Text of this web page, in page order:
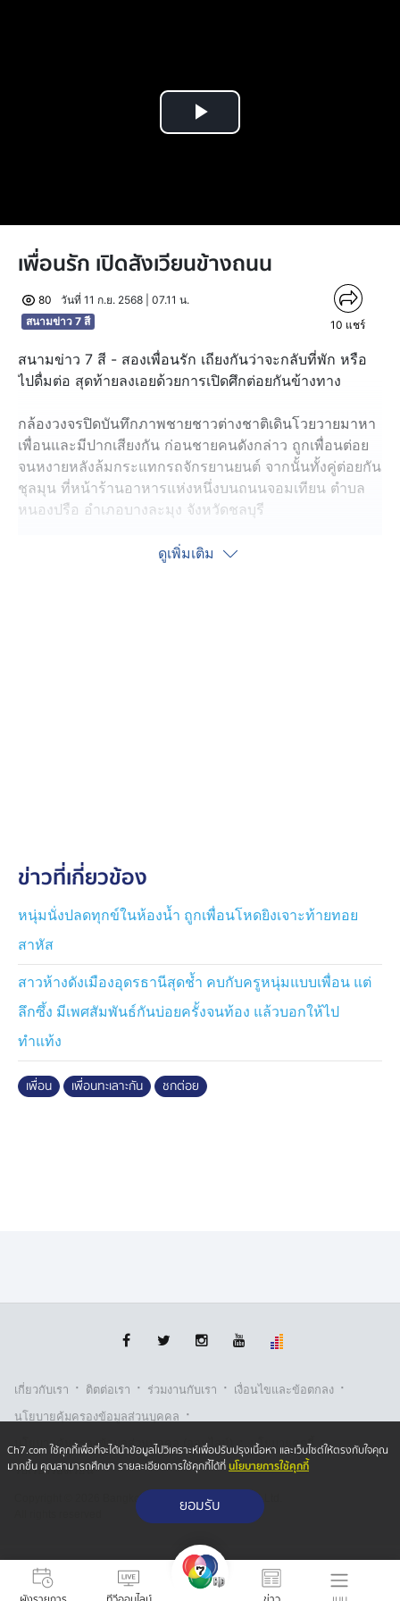
Play
เพื่อนรัก เปิดสังเวียนข้างถนน
80
วันที่ 11 ก.ย. 2568 | 07.11 น.
สนามข่าว 7 สี
10 แชร์
สนามข่าว 7 สี - สองเพื่อนรัก เถียงกันว่าจะกลับที่พัก หรือ
ไปดื่มต่อ สุดท้ายลงเอยด้วยการเปิดศึกต่อยกันข้างทาง
กล้องวงจรปิดบันทึกภาพชายชาวต่างชาติเดินโวยวายมาหา
เพื่อนและมีปากเสียงกัน ก่อนชายคนดังกล่าว ถูกเพื่อนต่อย
จนหงายหลังล้มกระแทกรถจักรยานยนต์ จากนั้นทั้งคู่ต่อยกัน
ชุลมุน ที่หน้าร้านอาหารแห่งหนึ่งบนถนนจอมเทียน ตำบล
หนองปรือ อำเภอบางละมุง จังหวัดชลบุรี
ตำรวจ สภ.เมืองพัทยา ไปตรวจสอบพบ นาย LINWOOD
วงจรปิดไว้ประกอบสำนวน เหลือรอสอบปากคำผู้บาดเจ็บ
คดีตามกฎหมายต่อไป
ดูเพิ่มเติม
ข่าวที่เกี่ยวข้อง
หนุ่มนั่งปลดทุกข์ในห้องน้ำ ถูกเพื่อนโหดยิงเจาะท้ายทอย
สาหัส
สาวห้างดังเมืองอุดรธานีสุดช้ำ คบกับครูหนุ่มแบบเพื่อน แต่
ลึกซึ้ง มีเพศสัมพันธ์กันบ่อยครั้งจนท้อง แล้วบอกให้ไป
ทำแท้ง
เพื่อน เพื่อนทะเลาะกัน ชกต่อย
เกี่ยวกับเรา · ติตต่อเรา · ร่วมงานกับเรา · เงื่อนไขและข้อตกลง ·
นโยบายคุ้มครองข้อมูลส่วนบุคคล ·
นโยบายคุ้มครองข้อมูลส่วนบุคคล (ออนไลน์) · นโยบายคุกกี้ ·
รับเรื่องร้องเรียน
Copyright © 2026 Bangkok Broadcasting & T.V. Co.,Ltd.
Ch7.com ใช้คุกกี้เพื่อที่จะได้นำข้อมูลไปวิเคราะห์เพื่อปรับปรุงเนื้อหา และเว็บไซต์ให้ตรงกับใจคุณ
มากขึ้น คุณสามารถศึกษา รายละเอียดการใช้คุกกี้ได้ที่นโยบายการใช้คุกกี้
ยอมรับ